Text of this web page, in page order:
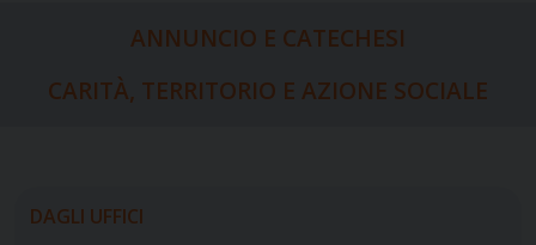
ANNUNCIO E CATECHESI
CARITÀ, TERRITORIO E AZIONE SOCIALE
DAGLI UFFICI